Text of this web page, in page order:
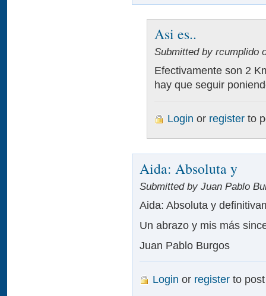
Asi es..
Submitted by rcumplido
Efectivamente son 2
hay que seguir
Login or register to
Aida: Absoluta y
Submitted by Juan Pablo
Aida: Absoluta y
Un abrazo y mis más
Juan Pablo Burgos
Login or register to